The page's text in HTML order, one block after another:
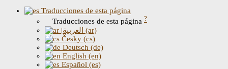
Traducciones de esta página
Traducciones de esta página ?
|العربية (ar)
Česky (cs)
Deutsch (de)
English (en)
Español (es)